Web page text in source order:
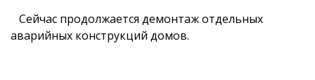
Сейчас продолжается демонтаж отдельных
аварийных конструкций домов.